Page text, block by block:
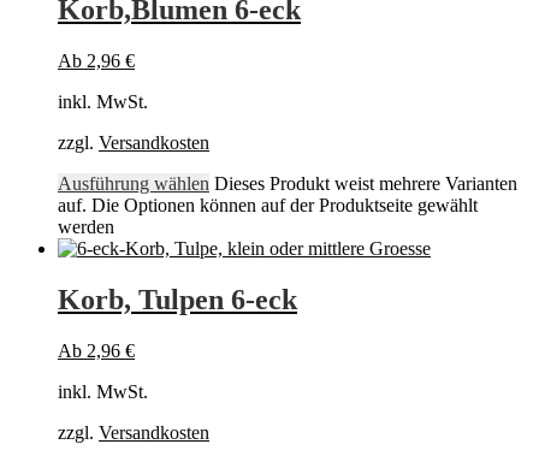
Korb,Blumen 6-eck
Ab 2,96 €
inkl. MwSt.
zzgl. Versandkosten
Ausführung wählen Dieses Produkt weist mehrere Varianten
auf. Die Optionen können auf der Produktseite gewählt
werden
Korb, Tulpen 6-eck
Ab 2,96 €
inkl. MwSt.
zzgl. Versandkosten